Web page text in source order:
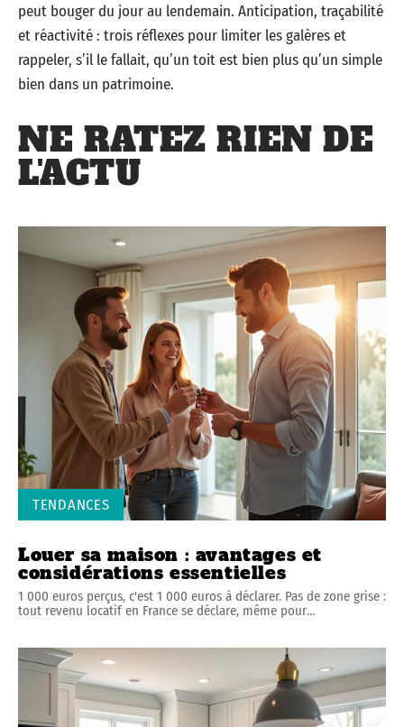
peut bouger du jour au lendemain. Anticipation, traçabilité
et réactivité : trois réflexes pour limiter les galères et
rappeler, s’il le fallait, qu’un toit est bien plus qu’un simple
bien dans un patrimoine.
NE RATEZ RIEN DE
L'ACTU
TENDANCES
Louer sa maison : avantages et
considérations essentielles
1 000 euros perçus, c'est 1 000 euros à déclarer. Pas de zone grise :
tout revenu locatif en France se déclare, même pour…